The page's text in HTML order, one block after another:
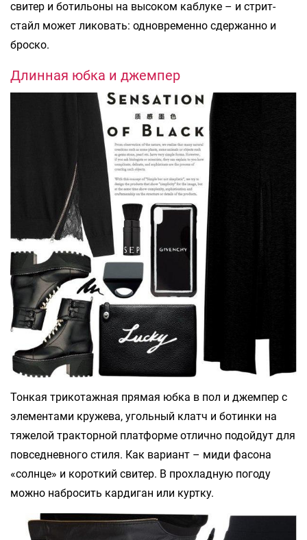
свитер и ботильоны на высоком каблуке – и стрит-
стайл может ликовать: одновременно сдержанно и
броско.
Длинная юбка и джемпер
Тонкая трикотажная прямая юбка в пол и джемпер с
элементами кружева, угольный клатч и ботинки на
тяжелой тракторной платформе отлично подойдут для
повседневного стиля. Как вариант – миди фасона
«солнце» и короткий свитер. В прохладную погоду
можно набросить кардиган или куртку.